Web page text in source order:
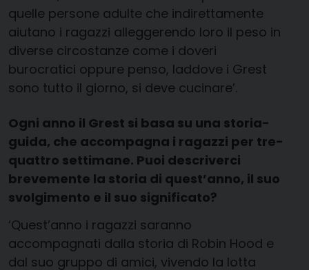
quelle persone adulte che indirettamente
aiutano i ragazzi alleggerendo loro il peso in
diverse circostanze come i doveri
burocratici oppure penso, laddove i Grest
sono tutto il giorno, si deve cucinare’.
Ogni anno il Grest si basa su una storia-
guida, che accompagna i ragazzi per tre-
quattro settimane. Puoi descriverci
brevemente la storia di quest’anno, il suo
svolgimento e il suo significato?
‘Quest’anno i ragazzi saranno
accompagnati dalla storia di Robin Hood e
dal suo gruppo di amici, vivendo la lotta